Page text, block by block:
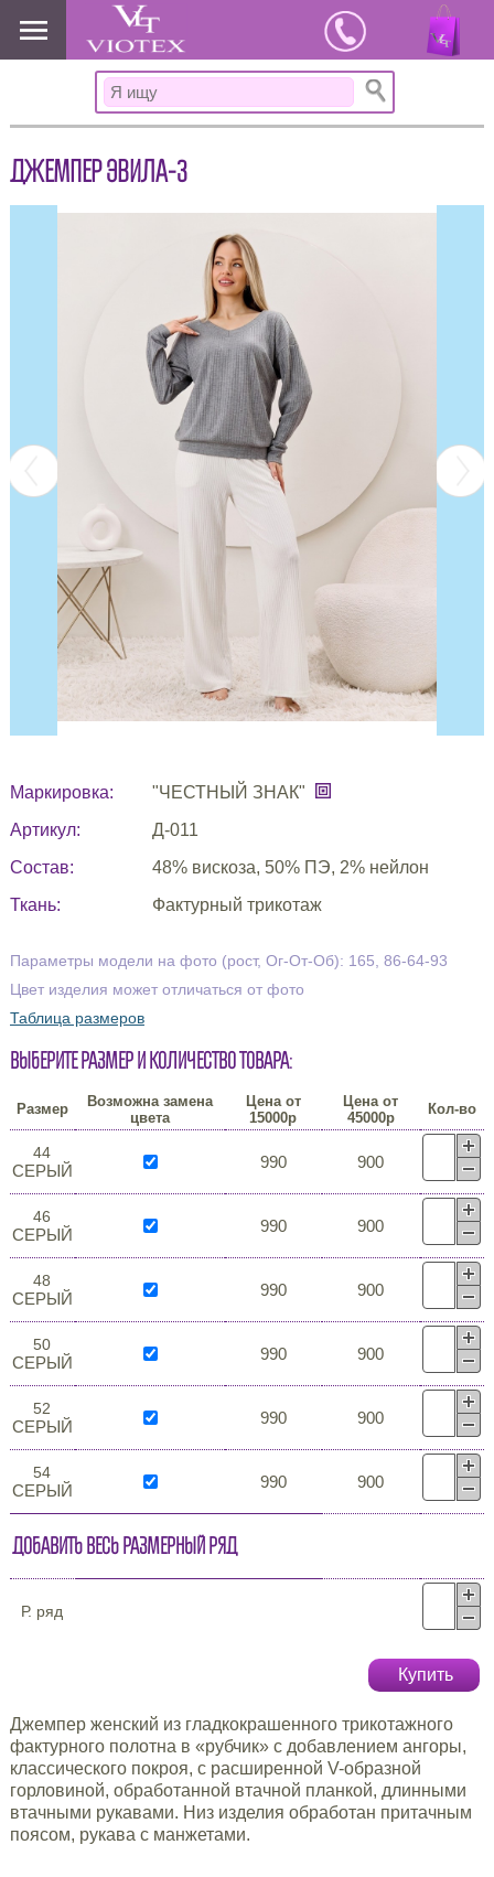
www.viotex37.ru
ДЖЕМПЕР ЭВИЛА-3
Маркировка:
"ЧЕСТНЫЙ ЗНАК"
Артикул:
Д-011
Состав:
48% вискоза, 50% ПЭ, 2% нейлон
Ткань:
Фактурный трикотаж
Параметры модели на фото (рост, Ог-От-Об): 165, 86-64-93
Цвет изделия может отличаться от фото
Таблица размеров
Выберите размер и количество товара:
Размер
Возможна замена
цвета
Цена от
15000р
Цена от
45000р
Кол-во
44
СЕРЫЙ 990 900
46
СЕРЫЙ 990 900
48
СЕРЫЙ 990 900
50
СЕРЫЙ 990 900
52
СЕРЫЙ 990 900
54
СЕРЫЙ 990 900
Добавить весь размерный ряд
Р. ряд
Купить
Джемпер женский из гладкокрашенного трикотажного
фактурного полотна в «рубчик» с добавлением ангоры,
классического покроя, с расширенной V-образной
горловиной, обработанной втачной планкой, длинными
втачными рукавами. Низ изделия обработан притачным
поясом, рукава с манжетами.